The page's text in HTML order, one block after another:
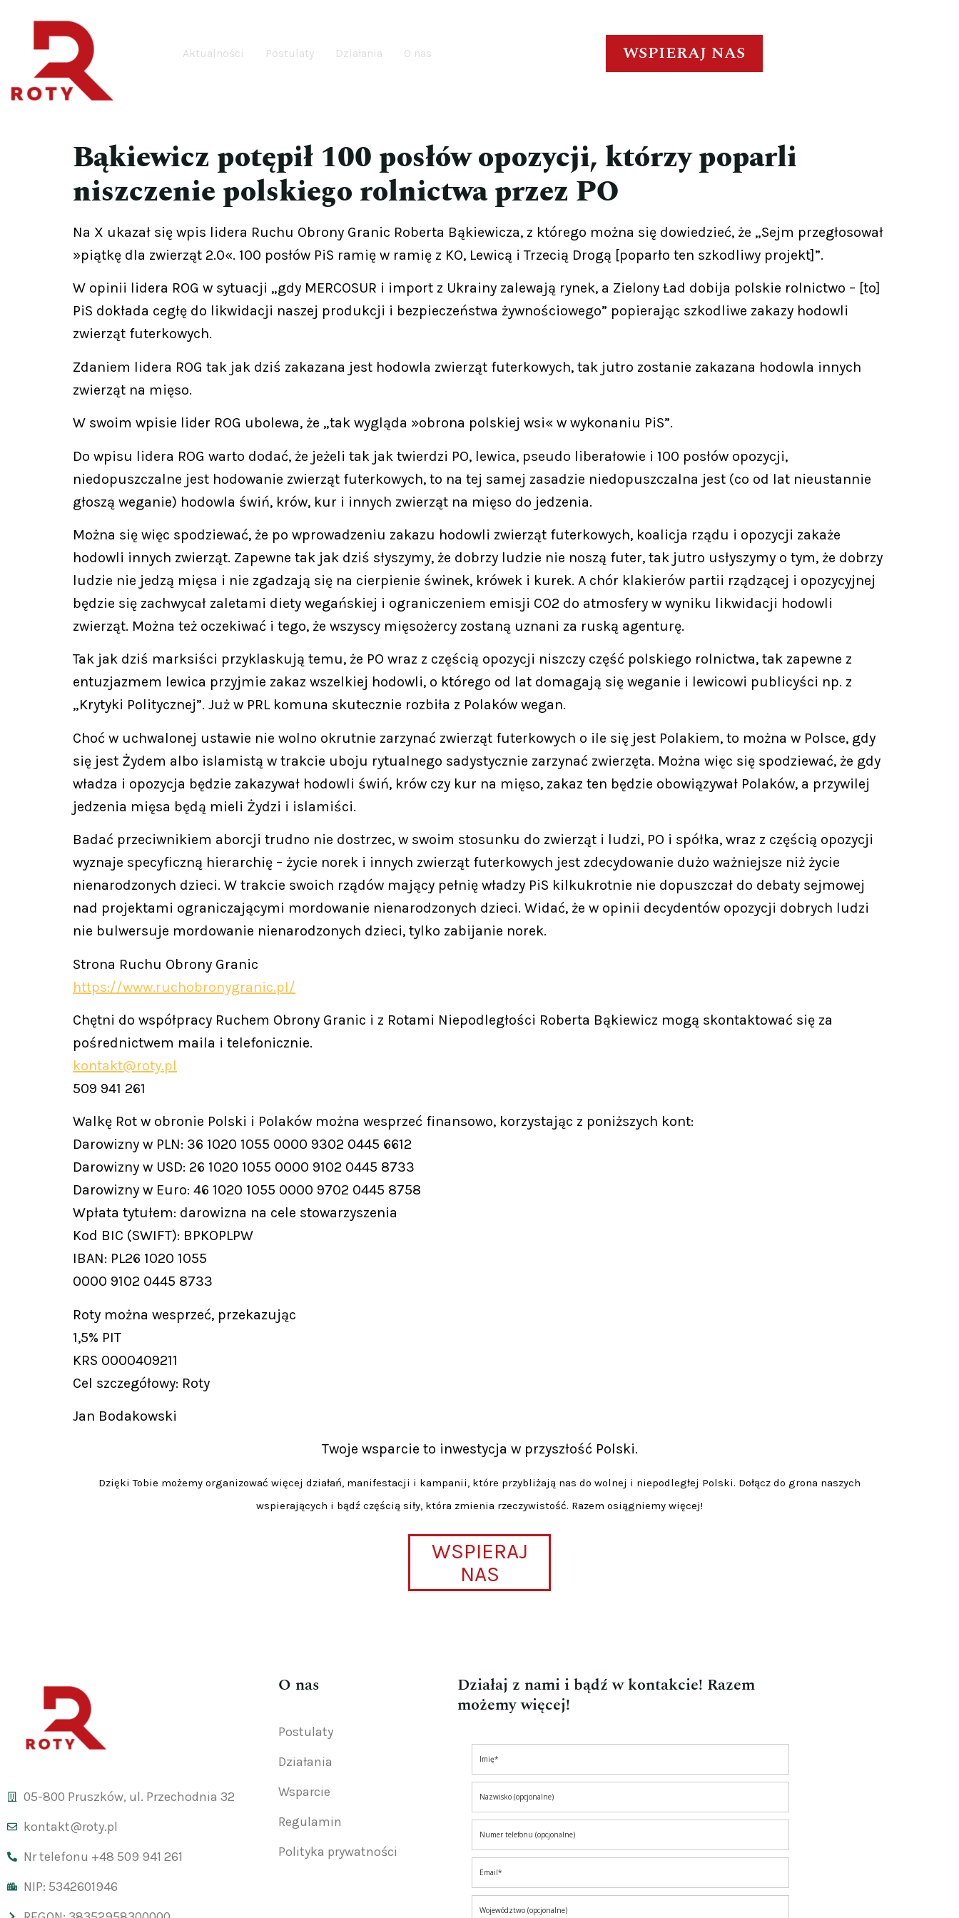
Aktualności Postulaty Działania O nas WSPIERAJ NAS
Bąkiewicz potępił 100 posłów opozycji, którzy poparli
niszczenie polskiego rolnictwa przez PO
Na X ukazał się wpis lidera Ruchu Obrony Granic Roberta Bąkiewicza, z którego można się dowiedzieć, że „Sejm przegłosował
»piątkę dla zwierząt 2.0«. 100 posłów PiS ramię w ramię z KO, Lewicą i Trzecią Drogą [poparło ten szkodliwy projekt]”.
W opinii lidera ROG w sytuacji „gdy MERCOSUR i import z Ukrainy zalewają rynek, a Zielony Ład dobija polskie rolnictwo – [to]
PiS dokłada cegłę do likwidacji naszej produkcji i bezpieczeństwa żywnościowego” popierając szkodliwe zakazy hodowli
zwierząt futerkowych.
Zdaniem lidera ROG tak jak dziś zakazana jest hodowla zwierząt futerkowych, tak jutro zostanie zakazana hodowla innych
zwierząt na mięso.
W swoim wpisie lider ROG ubolewa, że „tak wygląda »obrona polskiej wsi« w wykonaniu PiS”.
Do wpisu lidera ROG warto dodać, że jeżeli tak jak twierdzi PO, lewica, pseudo liberałowie i 100 posłów opozycji,
niedopuszczalne jest hodowanie zwierząt futerkowych, to na tej samej zasadzie niedopuszczalna jest (co od lat nieustannie
głoszą weganie) hodowla świń, krów, kur i innych zwierząt na mięso do jedzenia.
Można się więc spodziewać, że po wprowadzeniu zakazu hodowli zwierząt futerkowych, koalicja rządu i opozycji zakaże
hodowli innych zwierząt. Zapewne tak jak dziś słyszymy, że dobrzy ludzie nie noszą futer, tak jutro usłyszymy o tym, że dobrzy
ludzie nie jedzą mięsa i nie zgadzają się na cierpienie świnek, krówek i kurek. A chór klakierów partii rządzącej i opozycyjnej
będzie się zachwycał zaletami diety wegańskiej i ograniczeniem emisji CO2 do atmosfery w wyniku likwidacji hodowli
zwierząt. Można też oczekiwać i tego, że wszyscy mięsożercy zostaną uznani za ruską agenturę.
Tak jak dziś marksiści przyklaskują temu, że PO wraz z częścią opozycji niszczy część polskiego rolnictwa, tak zapewne z
entuzjazmem lewica przyjmie zakaz wszelkiej hodowli, o którego od lat domagają się weganie i lewicowi publicyści np. z
„Krytyki Politycznej”. Już w PRL komuna skutecznie rozbiła z Polaków wegan.
Choć w uchwalonej ustawie nie wolno okrutnie zarzynać zwierząt futerkowych o ile się jest Polakiem, to można w Polsce, gdy
się jest Żydem albo islamistą w trakcie uboju rytualnego sadystycznie zarzynać zwierzęta. Można więc się spodziewać, że gdy
władza i opozycja będzie zakazywał hodowli świń, krów czy kur na mięso, zakaz ten będzie obowiązywał Polaków, a przywilej
jedzenia mięsa będą mieli Żydzi i islamiści.
Badać przeciwnikiem aborcji trudno nie dostrzec, w swoim stosunku do zwierząt i ludzi, PO i spółka, wraz z częścią opozycji
wyznaje specyficzną hierarchię – życie norek i innych zwierząt futerkowych jest zdecydowanie dużo ważniejsze niż życie
nienarodzonych dzieci. W trakcie swoich rządów mający pełnię władzy PiS kilkukrotnie nie dopuszczał do debaty sejmowej
nad projektami ograniczającymi mordowanie nienarodzonych dzieci. Widać, że w opinii decydentów opozycji dobrych ludzi
nie bulwersuje mordowanie nienarodzonych dzieci, tylko zabijanie norek.
Strona Ruchu Obrony Granic
https://www.ruchobronygranic.pl/
Chętni do współpracy Ruchem Obrony Granic i z Rotami Niepodległości Roberta Bąkiewicz mogą skontaktować się za
pośrednictwem maila i telefonicznie.
kontakt@roty.pl
509 941 261
Walkę Rot w obronie Polski i Polaków można wesprzeć finansowo, korzystając z poniższych kont:
Darowizny w PLN: 36 1020 1055 0000 9302 0445 6612
Darowizny w USD: 26 1020 1055 0000 9102 0445 8733
Darowizny w Euro: 46 1020 1055 0000 9702 0445 8758
Wpłata tytułem: darowizna na cele stowarzyszenia
Kod BIC (SWIFT): BPKOPLPW
IBAN: PL26 1020 1055
0000 9102 0445 8733
Roty można wesprzeć, przekazując
1,5% PIT
KRS 0000409211
Cel szczegółowy: Roty
Jan Bodakowski
Twoje wsparcie to inwestycja w przyszłość Polski.
Dzięki Tobie możemy organizować więcej działań, manifestacji i kampanii, które przybliżają nas do wolnej i niepodległej Polski. Dołącz do grona naszych
wspierających i bądź częścią siły, która zmienia rzeczywistość. Razem osiągniemy więcej!
WSPIERAJ
NAS
05-800 Pruszków, ul. Przechodnia 32
kontakt@roty.pl
Nr telefonu +48 509 941 261
NIP: 5342601946
O nas
Postulaty
Działania
Wsparcie
Regulamin
Polityka prywatności
Działaj z nami i bądź w kontakcie! Razem
możemy więcej!